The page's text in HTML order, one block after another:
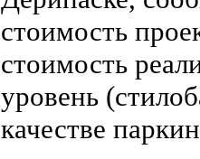
стоимость
стоимость
уровень
качестве